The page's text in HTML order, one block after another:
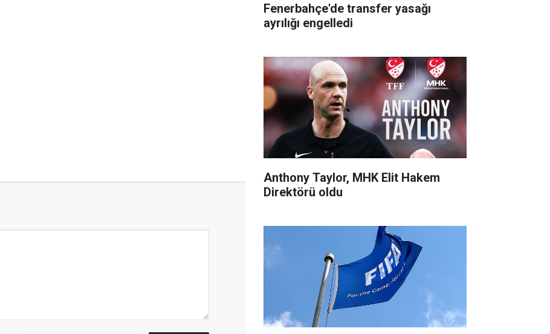
Fenerbahçe'de transfer yasağı
ayrılığı engelledi
Anthony Taylor, MHK Elit Hakem
Direktörü oldu